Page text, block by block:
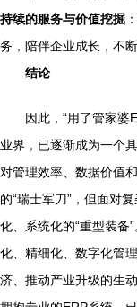
持续的服务与价值挖掘
务，陪伴企业成长，不
结论
因此，“用了管家婆
业界，已逐渐成为一个
对管理效率、数据价值
的“瑞士军刀”，但面对
化、系统化的“重型装备
化、精细化、数字化管
济、推动产业升级的生